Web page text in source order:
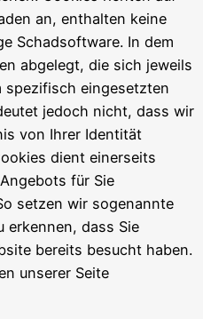
an, enthalten keine
Schadsoftware. In dem
abgelegt, die sich jeweils
spezifisch eingesetzten
jedoch nicht, dass wir
von Ihrer Identität
dient einerseits
für Sie
setzen wir sogenannte
erkennen, dass Sie
bereits besucht haben.
unserer Seite